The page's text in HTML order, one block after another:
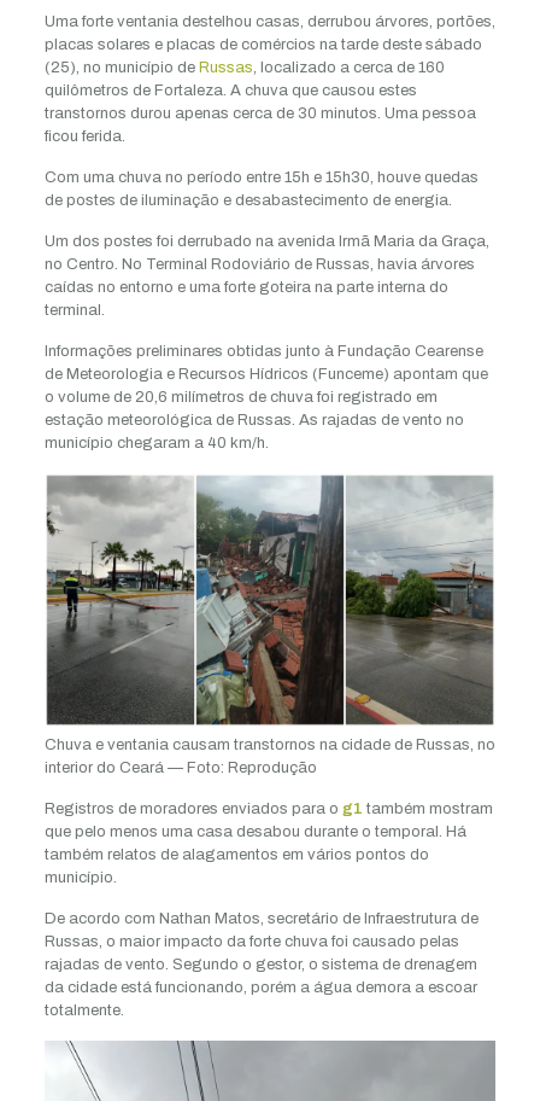
Uma forte ventania destelhou casas, derrubou árvores, portões,
placas solares e placas de comércios na tarde deste sábado
(25), no município de Russas , localizado a cerca de 160
quilômetros de Fortaleza. A chuva que causou estes
transtornos durou apenas cerca de 30 minutos. Uma pessoa
ficou ferida.
Com uma chuva no período entre 15h e 15h30, houve quedas
de postes de iluminação e desabastecimento de energia.
Um dos postes foi derrubado na avenida Irmã Maria da Graça,
no Centro. No Terminal Rodoviário de Russas, havia árvores
caídas no entorno e uma forte goteira na parte interna do
terminal.
Informações preliminares obtidas junto à Fundação Cearense
de Meteorologia e Recursos Hídricos (Funceme) apontam que
o volume de 20,6 milímetros de chuva foi registrado em
estação meteorológica de Russas. As rajadas de vento no
município chegaram a 40 km/h.
Chuva e ventania causam transtornos na cidade de Russas, no
interior do Ceará — Foto: Reprodução
Registros de moradores enviados para o g1 também mostram
que pelo menos uma casa desabou durante o temporal. Há
também relatos de alagamentos em vários pontos do
município.
De acordo com Nathan Matos, secretário de Infraestrutura de
Russas, o maior impacto da forte chuva foi causado pelas
rajadas de vento. Segundo o gestor, o sistema de drenagem
da cidade está funcionando, porém a água demora a escoar
totalmente.